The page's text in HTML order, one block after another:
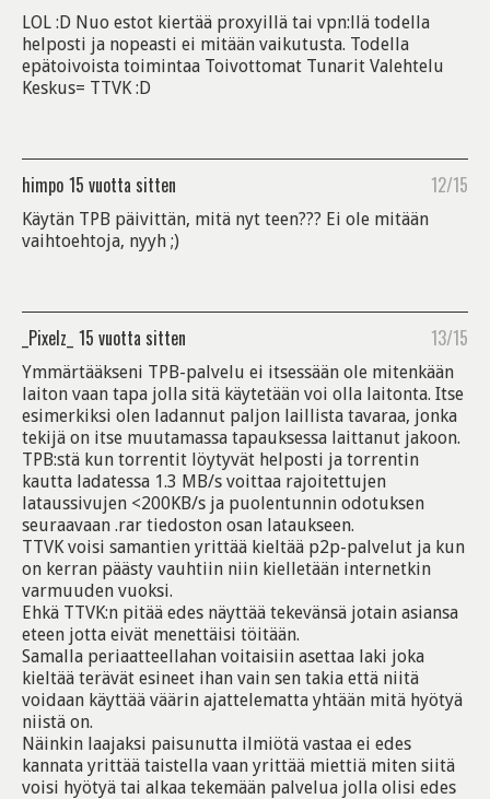
LOL :D Nuo estot kiertää proxyillä tai vpn:llä todella
helposti ja nopeasti ei mitään vaikutusta. Todella
epätoivoista toimintaa Toivottomat Tunarit Valehtelu
Keskus= TTVK :D
himpo 15 vuotta sitten 12/15
Käytän TPB päivittän, mitä nyt teen??? Ei ole mitään
vaihtoehtoja, nyyh ;)
_Pixelz_ 15 vuotta sitten 13/15
Ymmärtääkseni TPB-palvelu ei itsessään ole mitenkään
laiton vaan tapa jolla sitä käytetään voi olla laitonta. Itse
esimerkiksi olen ladannut paljon laillista tavaraa, jonka
tekijä on itse muutamassa tapauksessa laittanut jakoon.
TPB:stä kun torrentit löytyvät helposti ja torrentin
kautta ladatessa 1.3 MB/s voittaa rajoitettujen
lataussivujen <200KB/s ja puolentunnin odotuksen
seuraavaan .rar tiedoston osan lataukseen.
TTVK voisi samantien yrittää kieltää p2p-palvelut ja kun
on kerran päästy vauhtiin niin kielletään internetkin
varmuuden vuoksi.
Ehkä TTVK:n pitää edes näyttää tekevänsä jotain asiansa
eteen jotta eivät menettäisi töitään.
Samalla periaatteellahan voitaisiin asettaa laki joka
kieltää terävät esineet ihan vain sen takia että niitä
voidaan käyttää väärin ajattelematta yhtään mitä hyötyä
niistä on.
Näinkin laajaksi paisunutta ilmiötä vastaa ei edes
kannata yrittää taistella vaan yrittää miettiä miten siitä
voisi hyötyä tai alkaa tekemään palvelua jolla olisi edes